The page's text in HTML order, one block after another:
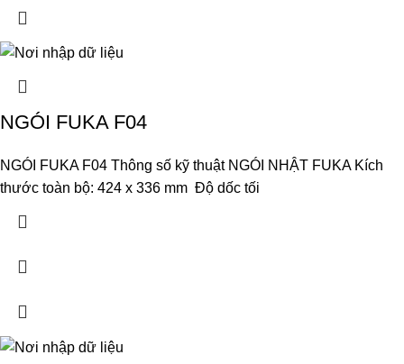
NGÓI FUKA F04
NGÓI FUKA F04 Thông số kỹ thuật NGÓI NHẬT FUKA Kích
thước toàn bộ: 424 x 336 mm Độ dốc tối